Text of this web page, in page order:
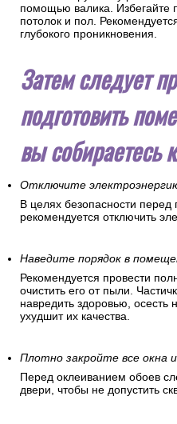
помощью валика. Избегайте
потолок и пол.
глубокого проникновения.
Затем следует
подготовить
вы собираетесь
Отключите
В целях безопасности перед
рекомендуется отключить
Наведите порядок в
Рекомендуется провести
очистить его от пыли.
навредить здоровью, осесть
ухудшит их качества.
Плотно закройте все окна
Перед оклеиванием обоев
двери, чтобы не допустить